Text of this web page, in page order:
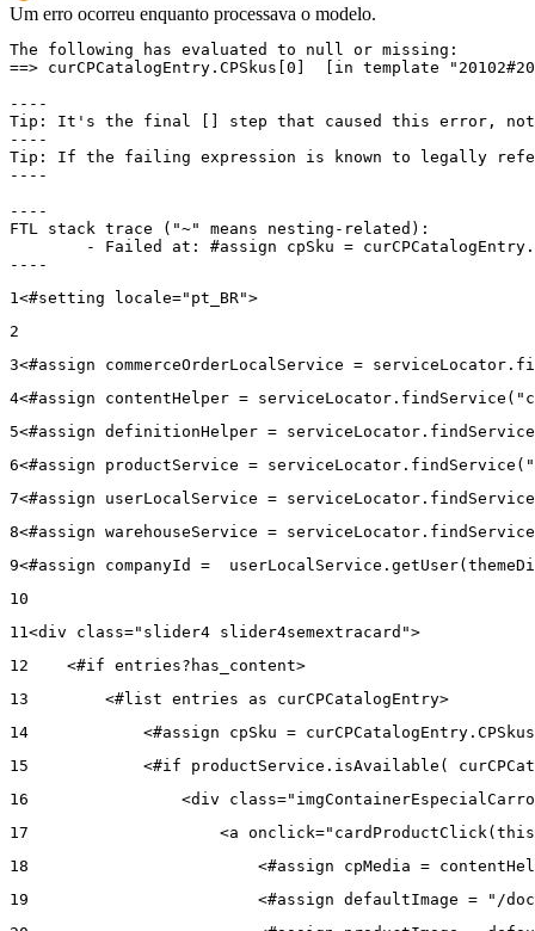
Um erro ocorreu enquanto processava o modelo.
The following has evaluated to null or missing:
==> curCPCatalogEntry.CPSkus[0]  [in template
----
Tip: It's the final [] step that caused this error,
----
Tip: If the failing expression is known to legally refer
----
----
FTL stack trace ("~" means nesting-related):
----
1 <#setting locale="pt_BR">
2
3<#assign commerceOrderLocalService =
4<#assign contentHelper =
5<#assign definitionHelper =
6<#assign productService =
7<#assign userLocalService =
8<#assign warehouseService =
9<#assign companyId =
10
11 <div class="slider4 slider4semextracard">
12
    <#if entries?has_content>
13
        <#list entries as curCPCatalogEntry>
14
<#assign cpSku =
15
<#if productService.isAvailable(
16
<div
17
<a
18
<#assign cpMedia =
19
<#assign defaultImage = "/